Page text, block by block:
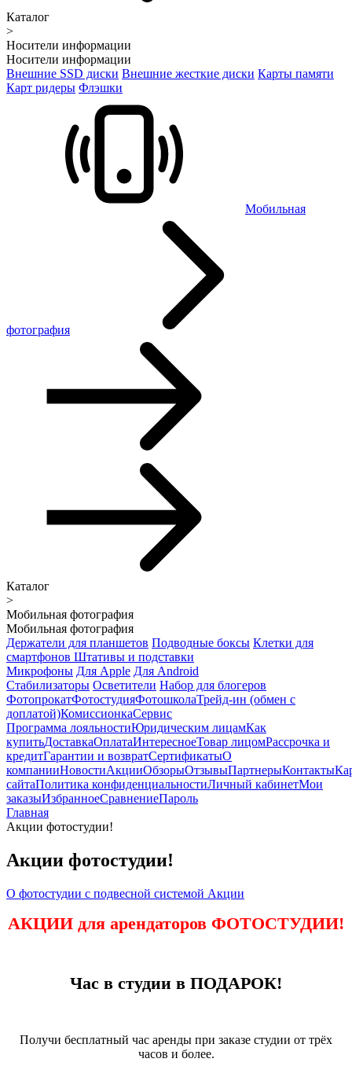
Каталог
>
Носители информации
Носители информации
Внешние SSD диски Внешние жесткие диски Карты памяти
Карт ридеры Флэшки
Мобильная
фотография
Каталог
>
Мобильная фотография
Мобильная фотография
Держатели для планшетов Подводные боксы Клетки для
смартфонов Штативы и подставки
Микрофоны Для Apple Для Android
Стабилизаторы Осветители Набор для блогеров
ФотопрокатФотостудияФотошколаТрейд-ин (обмен с
доплатой)КомиссионкаСервис
Программа лояльностиЮридическим лицамКак
купитьДоставкаОплатаИнтересноеТовар лицомРассрочка и
кредитГарантии и возвратСертификатыО
компанииНовостиАкцииОбзорыОтзывыПартнерыКонтакты
сайтаПолитика конфиденциальностиЛичный кабинетМои
заказыИзбранноеСравнениеПароль
Главная
Акции фотостудии!
Акции фотостудии!
О фотостудии с подвесной системой Акции
АКЦИИ для арендаторов ФОТОСТУДИИ!
Час в студии в ПОДАРОК!
Получи бесплатный час аренды при заказе студии от трёх
часов и более.